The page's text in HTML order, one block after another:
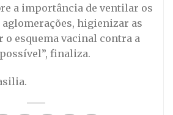
a importância de ventilar os
higienizar as
o esquema vacinal contra a
finaliza.